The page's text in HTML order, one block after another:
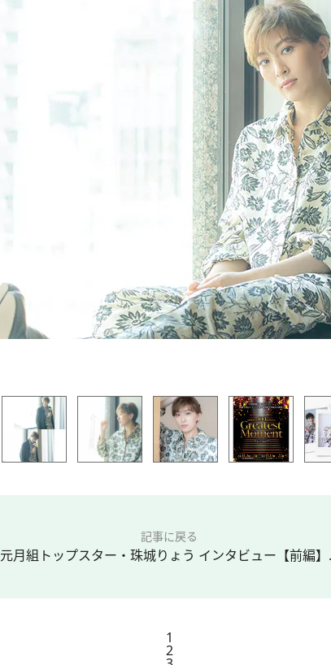
記事に戻る
元月組トップスター・珠城りょう インタビュー【前編】
1
2